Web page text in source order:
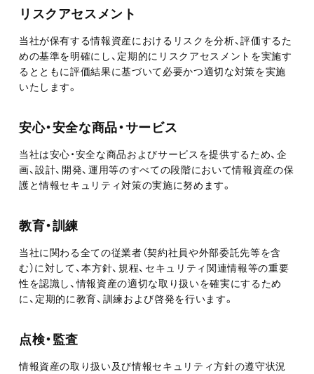
リスクアセスメント
当社が保有する情報資産におけるリスクを分析、評価するた
めの基準を明確にし、定期的にリスクアセスメントを実施す
るとともに評価結果に基づいて必要かつ適切な対策を実施
いたします。
安心・安全な商品・サービス
当社は安心・安全な商品およびサービスを提供するため、企
画、設計、開発、運用等のすべての段階において情報資産の保
護と情報セキュリティ対策の実施に努めます。
教育・訓練
当社に関わる全ての従業者（契約社員や外部委託先等を含
む）に対して、本方針、規程、セキュリティ関連情報等の重要
性を認識し、情報資産の適切な取り扱いを確実にするため
に、定期的に教育、訓練および啓発を行います。
点検・監査
情報資産の取り扱い及び情報セキュリティ方針の遵守状況